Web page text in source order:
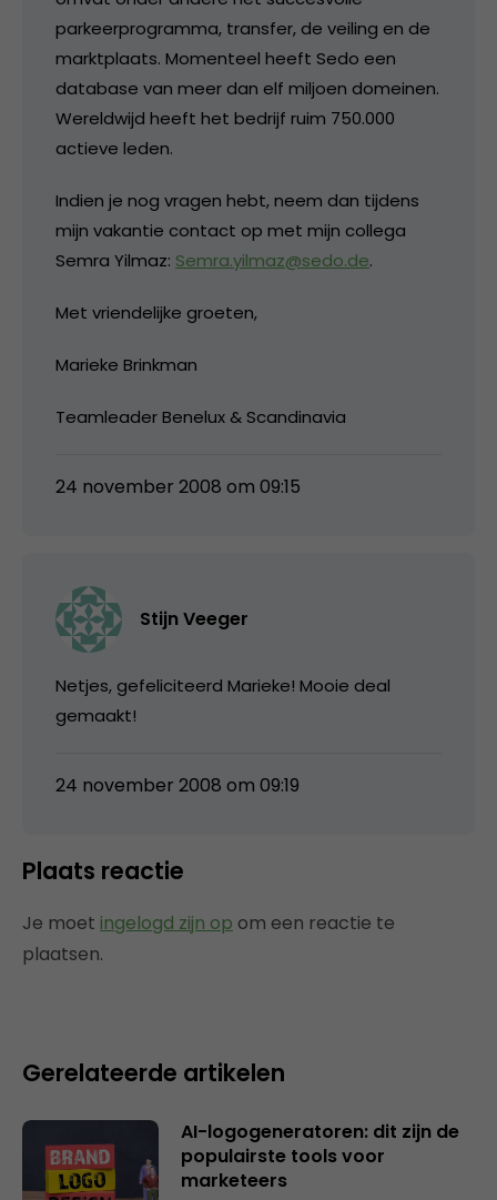
parkeerprogramma, transfer, de veiling en de
marktplaats. Momenteel heeft Sedo een
database van meer dan elf miljoen domeinen.
Wereldwijd heeft het bedrijf ruim 750.000
actieve leden.
Indien je nog vragen hebt, neem dan tijdens
mijn vakantie contact op met mijn collega
Semra Yilmaz: Semra.yilmaz@sedo.de.
Met vriendelijke groeten,
Marieke Brinkman
Teamleader Benelux & Scandinavia
24 november 2008 om 09:15
Stijn Veeger
Netjes, gefeliciteerd Marieke! Mooie deal
gemaakt!
24 november 2008 om 09:19
Plaats reactie
Je moet ingelogd zijn op om een reactie te
plaatsen.
Gerelateerde artikelen
AI-logogeneratoren: dit zijn de
populairste tools voor
marketeers